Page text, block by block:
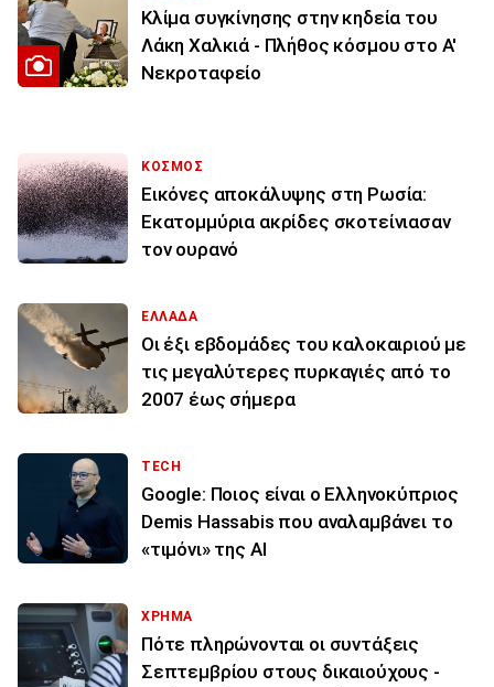
Κλίμα συγκίνησης στην κηδεία του
Λάκη Χαλκιά - Πλήθος κόσμου στο Α'
Νεκροταφείο
ΚΟΣΜΟΣ
Εικόνες αποκάλυψης στη Ρωσία:
Εκατομμύρια ακρίδες σκοτείνιασαν
τον ουρανό
ΕΛΛΑΔΑ
Οι έξι εβδομάδες του καλοκαιριού με
τις μεγαλύτερες πυρκαγιές από το
2007 έως σήμερα
TECH
Google: Ποιος είναι ο Ελληνοκύπριος
Demis Hassabis που αναλαμβάνει το
«τιμόνι» της ΑΙ
ΧΡΗΜΑ
Πότε πληρώνονται οι συντάξεις
Σεπτεμβρίου στους δικαιούχους -